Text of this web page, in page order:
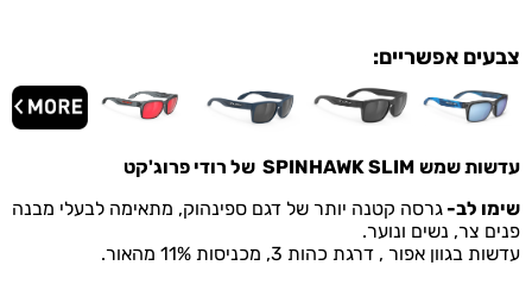
צבעים אפשריים:
עדשות שמש SPINHAWK SLIM של רודי פרוג'קט
שימו לב- גרסה קטנה יותר של דגם ספינהוק, מתאימה לבעלי מבנה
פנים צר, נשים ונוער.
עדשות בגוון אפור , דרגת כהות 3, מכניסות 11% מהאור.